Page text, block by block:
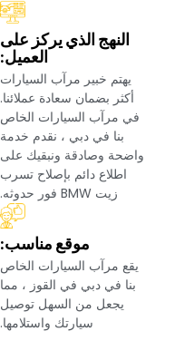
‏النهج الذي يركز على
العميل:‏
‏يهتم خبير مرآب السيارات
أكثر بضمان سعادة عملائنا.
في مرآب السيارات الخاص
بنا في دبي ، نقدم خدمة
واضحة وصادقة ونبقيك على
اطلاع دائم بإصلاح تسرب
زيت BMW فور حدوثه.‏
‏موقع مناسب:‏
‏يقع مرآب السيارات الخاص
بنا في دبي في القوز ، مما
يجعل من السهل توصيل
سيارتك واستلامها.‏